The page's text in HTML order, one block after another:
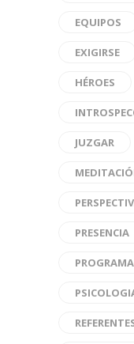
EQUIPOS
EXIGIRSE
HÉROES
JUZGAR
PRESENCIA